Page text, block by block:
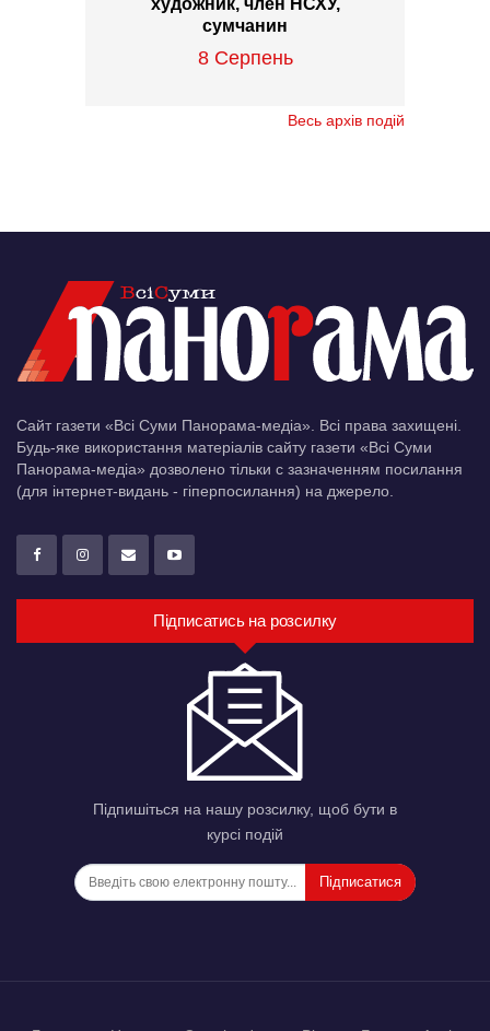
художник, член НСХУ,
сумчанин
8 Серпень
Весь архів подій
Сайт газети «Всі Суми Панорама-медіа». Всі права захищені.
Будь-яке використання матеріалів сайту газети «Всі Суми
Панорама-медіа» дозволено тільки c зазначенням посилання
(для інтернет-видань - гіперпосилання) на джерело.
Підписатись на розсилку
Підпишіться на нашу розсилку, щоб бути в
курсі подій
Підписатися